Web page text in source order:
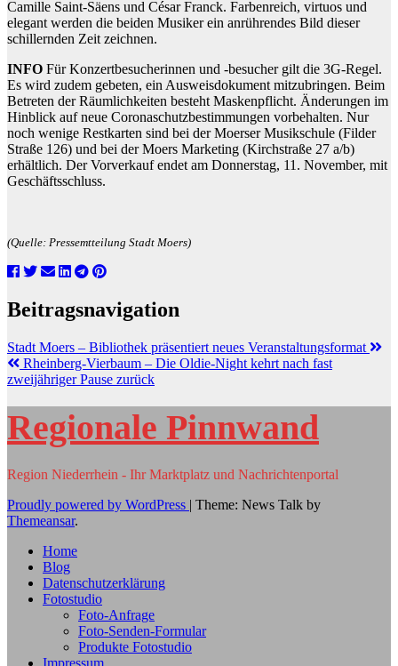
Camille Saint-Säens und César Franck. Farbenreich, virtuos und
elegant werden die beiden Musiker ein anrührendes Bild dieser
schillernden Zeit zeichnen.
INFO Für Konzertbesucherinnen und -besucher gilt die 3G-Regel.
Es wird zudem gebeten, ein Ausweisdokument mitzubringen. Beim
Betreten der Räumlichkeiten besteht Maskenpflicht. Änderungen im
Hinblick auf neue Coronaschutzbestimmungen vorbehalten. Nur
noch wenige Restkarten sind bei der Moerser Musikschule (Filder
Straße 126) und bei der Moers Marketing (Kirchstraße 27 a/b)
erhältlich. Der Vorverkauf endet am Donnerstag, 11. November, mit
Geschäftsschluss.
(Quelle: Pressemtteilung Stadt Moers)
Beitragsnavigation
Stadt Moers – Bibliothek präsentiert neues Veranstaltungsformat
Rheinberg-Vierbaum – Die Oldie-Night kehrt nach fast
zweijähriger Pause zurück
Regionale Pinnwand
Region Niederrhein - Ihr Marktplatz und Nachrichtenportal
Proudly powered by WordPress | Theme: News Talk by
Themeansar.
Home
Blog
Datenschutzerklärung
Fotostudio
Foto-Anfrage
Foto-Senden-Formular
Produkte Fotostudio